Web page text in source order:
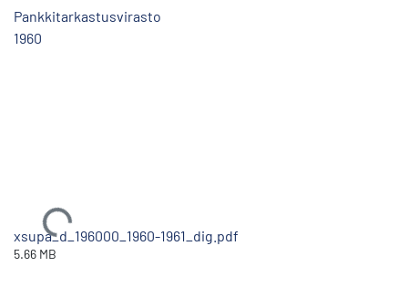
Pankkitarkastusvirasto
1960
Ladataan...
xsupa_d_196000_1960-1961_dig.pdf
5.66 MB